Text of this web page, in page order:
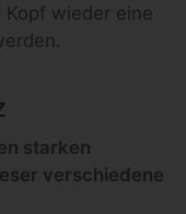
Kopf wieder eine
starken
verschiedene